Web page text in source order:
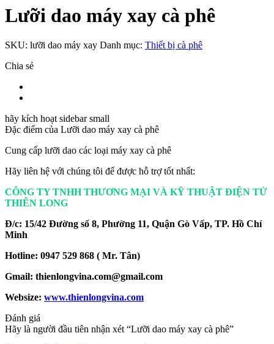
Lưỡi dao máy xay cà phê
SKU: lưỡi dao máy xay Danh mục: Thiết bị cà phê
Chia sẻ
hãy kích hoạt sidebar small
Đặc điểm của Lưỡi dao máy xay cà phê
Cung cấp lưỡi dao các loại máy xay cà phê
Hãy liên hệ với chúng tôi để được hỗ trợ tốt nhất:
CÔNG TY TNHH THƯƠNG MẠI VÀ KỸ THUẬT ĐIỆN TỬ
THIÊN LONG
Đ/c: 15/42 Đường số 8, Phường 11, Quận Gò Vấp, TP. Hồ Chí
Minh
Hotline: 0947 529 868 ( Mr. Tân)
Gmail: thienlongvina.com@gmail.com
Websize: www.thienlongvina.com
Đánh giá
Hãy là người đầu tiên nhận xét “Lưỡi dao máy xay cà phê”